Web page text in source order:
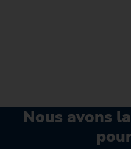
Nous avons